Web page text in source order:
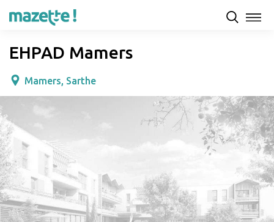
EHPAD Mamers
Mamers, Sarthe